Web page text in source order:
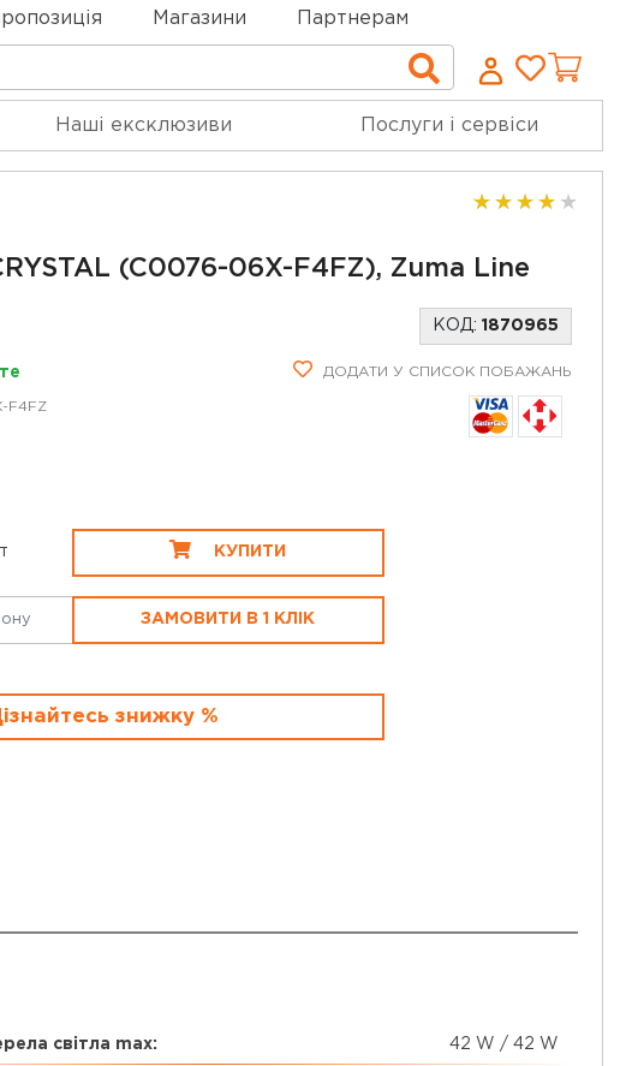
Магазини Партнерам
Пошук
Наші ексклюзиви Послуги і сервіси
(C0076-06X-F4FZ), Zuma Line
КОД: 1870965
ДОДАТИ У СПИСОК ПОБАЖАНЬ
F4FZ
КУПИТИ
ЗАМОВИТИ В 1 КЛІК
знижку %
світла max: 42 W / 42 W